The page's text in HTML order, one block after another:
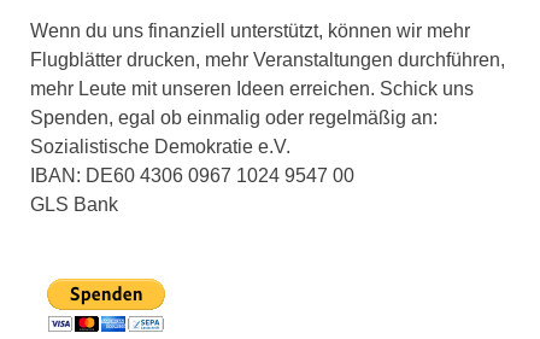
Wenn du uns finanziell unterstützt, können wir mehr
Flugblätter drucken, mehr Veranstaltungen durchführen,
mehr Leute mit unseren Ideen erreichen. Schick uns
Spenden, egal ob einmalig oder regelmäßig an:
Sozialistische Demokratie e.V.
IBAN: DE60 4306 0967 1024 9547 00
GLS Bank